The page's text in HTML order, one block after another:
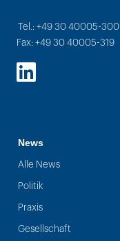
Tel.: +49 30 40005-300
Fax: +49 30 40005-319
LinkedIn
News
Alle News
Politik
Praxis
Gesellschaft